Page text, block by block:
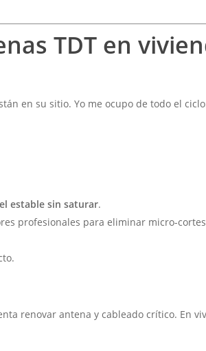
TDT en
en su sitio. Yo me ocupo de todo el
estable sin saturar.
profesionales para eliminar micro-
renovar antena y cableado crítico. En